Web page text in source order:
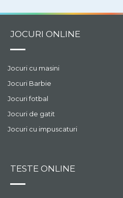
JOCURI ONLINE
Jocuri cu masini
Jocuri Barbie
Jocuri fotbal
Jocuri de gatit
Jocuri cu impuscaturi
TESTE ONLINE